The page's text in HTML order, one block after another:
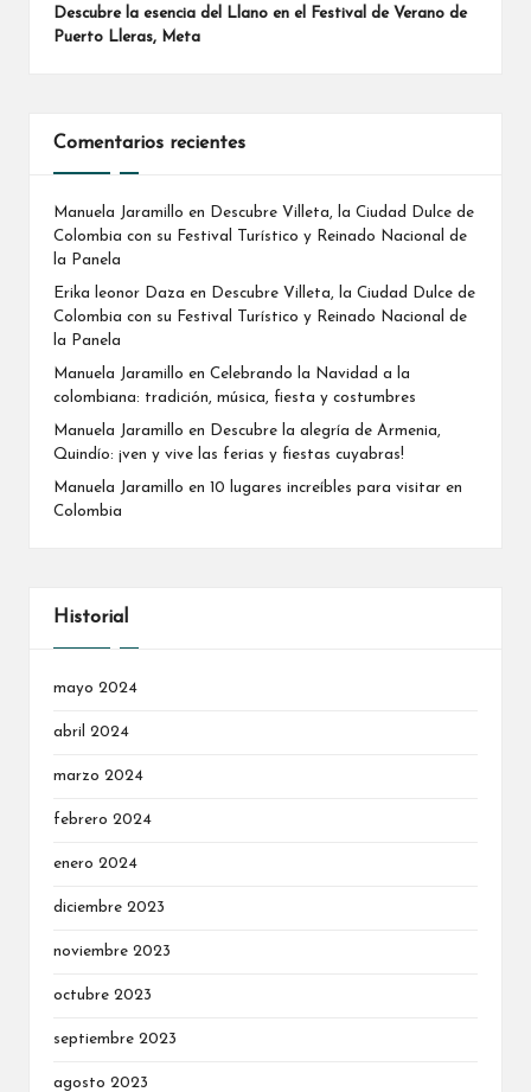
Descubre la esencia del Llano en el Festival de Verano de
Puerto Lleras, Meta
Comentarios recientes
Manuela Jaramillo en
Descubre Villeta, la Ciudad Dulce de
Colombia con su Festival Turístico y Reinado Nacional de
la Panela
Erika leonor Daza en
Descubre Villeta, la Ciudad Dulce de
Colombia con su Festival Turístico y Reinado Nacional de
la Panela
Manuela Jaramillo en Celebrando la Navidad a la
colombiana: tradición, música, fiesta y costumbres
Manuela Jaramillo en
Descubre la alegría de Armenia,
Quindío: ¡ven y vive las ferias y fiestas cuyabras!
Manuela Jaramillo en
10 lugares increíbles para visitar en
Colombia
Historial
mayo 2024
abril 2024
marzo 2024
febrero 2024
enero 2024
diciembre 2023
noviembre 2023
octubre 2023
septiembre 2023
agosto 2023